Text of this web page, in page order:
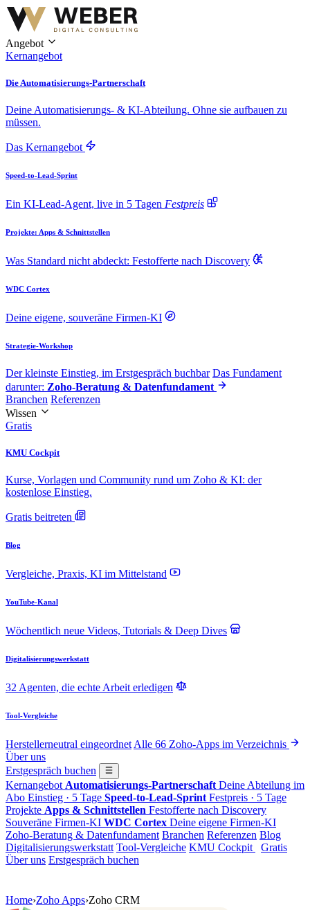
Angebot
Kernangebot
Die Automatisierungs-Partnerschaft
Deine Automatisierungs- & KI-Abteilung. Ohne sie aufbauen zu
müssen.
Das Kernangebot
Speed-to-Lead-Sprint
Ein KI-Lead-Agent, live in 5 Tagen Festpreis
Projekte: Apps & Schnittstellen
Was Standard nicht abdeckt: Festofferte nach Discovery
WDC Cortex
Deine eigene, souveräne Firmen-KI
Strategie-Workshop
Der kleinste Einstieg, im Erstgespräch buchbar Das Fundament
darunter: Zoho-Beratung & Datenfundament
Branchen Referenzen
Wissen
Gratis
KMU Cockpit
Kurse, Vorlagen und Community rund um Zoho & KI: der
kostenlose Einstieg.
Gratis beitreten
Blog
Vergleiche, Praxis, KI im Mittelstand
YouTube-Kanal
Wöchentlich neue Videos, Tutorials & Deep Dives
Digitalisierungswerkstatt
32 Agenten, die echte Arbeit erledigen
Tool-Vergleiche
Herstellerneutral eingeordnet Alle 66 Zoho-Apps im Verzeichnis
Über uns
Erstgespräch buchen
Kernangebot Automatisierungs-Partnerschaft Deine Abteilung im
Abo Einstieg · 5 Tage Speed-to-Lead-Sprint Festpreis · 5 Tage
Projekte Apps & Schnittstellen Festofferte nach Discovery
Souveräne Firmen-KI WDC Cortex Deine eigene Firmen-KI
Zoho-Beratung & Datenfundament Branchen Referenzen Blog
Digitalisierungswerkstatt Tool-Vergleiche KMU Cockpit
Gratis
Über uns Erstgespräch buchen
Home›Zoho Apps›Zoho CRM